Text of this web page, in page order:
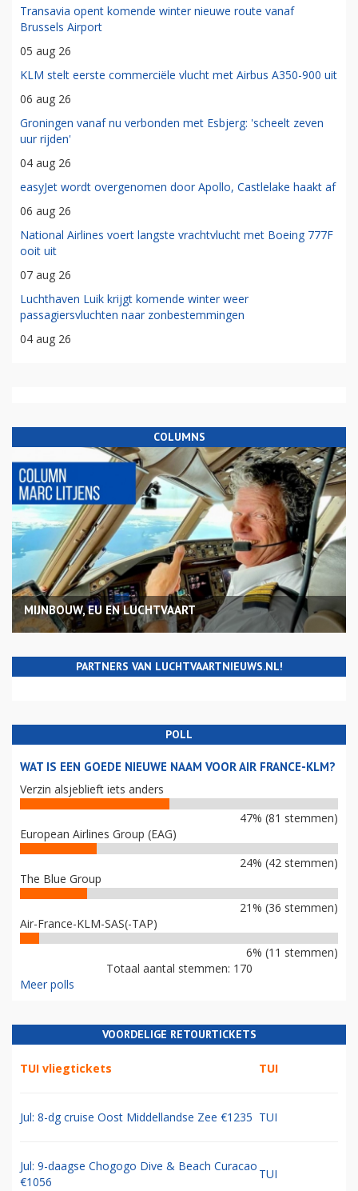
Transavia opent komende winter nieuwe route vanaf
Brussels Airport
05 aug 26
KLM stelt eerste commerciële vlucht met Airbus A350-900 uit
06 aug 26
Groningen vanaf nu verbonden met Esbjerg: 'scheelt zeven
uur rijden'
04 aug 26
easyJet wordt overgenomen door Apollo, Castlelake haakt af
06 aug 26
National Airlines voert langste vrachtvlucht met Boeing 777F
ooit uit
07 aug 26
Luchthaven Luik krijgt komende winter weer
passagiersvluchten naar zonbestemmingen
04 aug 26
COLUMNS
MIJNBOUW, EU EN LUCHTVAART
PARTNERS VAN LUCHTVAARTNIEUWS.NL!
POLL
WAT IS EEN GOEDE NIEUWE NAAM VOOR AIR FRANCE-KLM?
Verzin alsjeblieft iets anders
47% (81 stemmen)
European Airlines Group (EAG)
24% (42 stemmen)
The Blue Group
21% (36 stemmen)
Air-France-KLM-SAS(-TAP)
6% (11 stemmen)
Totaal aantal stemmen: 170
Meer polls
VOORDELIGE RETOURTICKETS
TUI vliegtickets TUI
Jul: 8-dg cruise Oost Middellandse Zee €1235 TUI
Jul: 9-daagse Chogogo Dive & Beach Curacao
€1056
TUI